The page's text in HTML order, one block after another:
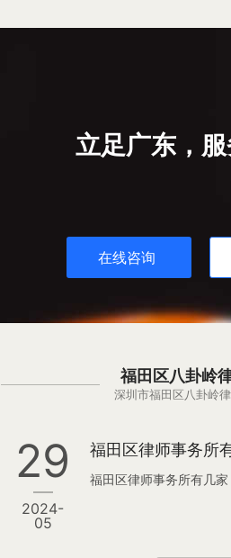
立足广东，服
在线咨询
福田区八卦岭
深圳市福田区八卦岭
29
2024-
05
福田区律师事务所
福田区律师事务所有几家